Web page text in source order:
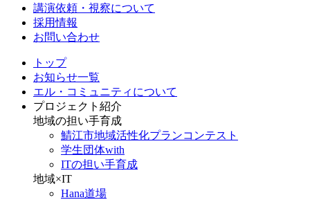
講演依頼・視察について
採用情報
お問い合わせ
トップ
お知らせ一覧
エル・コミュニティについて
プロジェクト紹介
地域の担い手育成
鯖江市地域活性化プランコンテスト
学生団体with
ITの担い手育成
地域×IT
Hana道場